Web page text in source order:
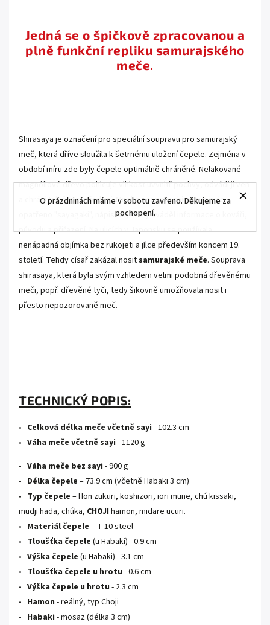
O prázdninách máme v sobotu zavřeno. Děkujeme za
pochopení.
Jedná se o špičkově zpracovanou a
plně funkční repliku samurajského
meče.
Shirasaya je označení pro speciální soupravu pro samurajský
meč, která dříve sloužila k šetrnému uložení čepele. Zejména v
období míru zde byly čepele optimálně chráněné. Nelakované
magnóliové dřevo pohlcuje vlhkost uvvnitř pochvy, odvádí ji ven
a chrání tak čepel před rzí. Mnoho souprav shirasaya bylo
opatřeno "sayagaki", nápisem, který uváděl informace o kováři,
původu a přiřazení. Na ulicích v Japonsku se používala
nenápadná objímka bez rukojeti a jílce především koncem 19.
století. Tehdy císař zakázal nositsamurajské meče. Souprava
shirasaya, která byla svým vzhledem velmi podobná dřevěnému
meči, popř. dřevěné tyči, tedy šikovně umožňovala nosit i
přesto nepozorovaně meč.
TECHNICKÝ POPIS:
• Celková délka meče včetně sayi - 102.3 cm
• Váha meče včetně sayi - 1120 g
• Váha meče bez sayi - 900 g
• Délka čepele – 73.9 cm (včetně Habaki 3 cm)
• Typ čepele – Hon zukuri, koshizori, iori mune, chú kissaki,
mudji hada, chúka, CHOJI hamon, midare ucuri.
• Materiál čepele – T-10 steel
• Tloušťka čepele (u Habaki) - 0.9 cm
• Výška čepele (u Habaki) - 3.1 cm
• Tloušťka čepele u hrotu - 0.6 cm
• Výška čepele u hrotu - 2.3 cm
• Hamon - reálný, typ Choji
• Habaki - mosaz (délka 3 cm)